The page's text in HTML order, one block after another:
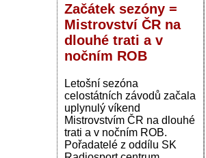
Začátek sezóny =
Mistrovství ČR na
dlouhé trati a v
nočním ROB
Letošní sezóna
celostátních závodů začala
uplynulý víkend
Mistrovstvím ČR na dlouhé
trati a v nočním ROB.
Pořadatelé z oddílu SK